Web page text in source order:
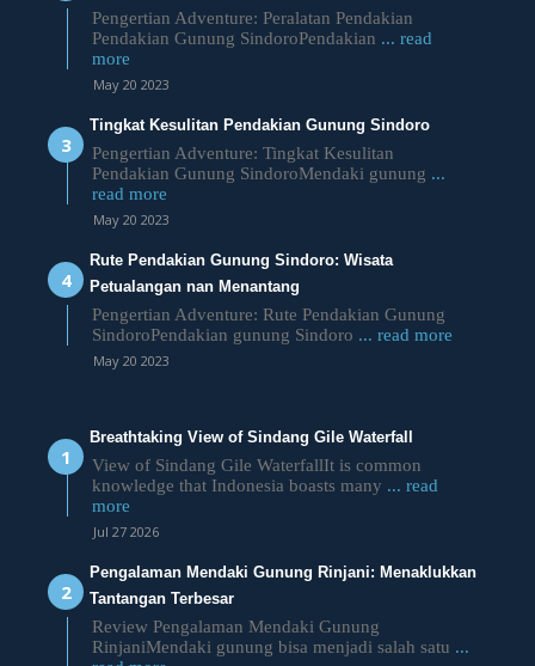
Pengertian Adventure: Peralatan Pendakian
Pendakian Gunung SindoroPendakian ... read
more
May 20 2023
Tingkat Kesulitan Pendakian Gunung Sindoro
Pengertian Adventure: Tingkat Kesulitan
Pendakian Gunung SindoroMendaki gunung ...
read more
May 20 2023
Rute Pendakian Gunung Sindoro: Wisata
Petualangan nan Menantang
Pengertian Adventure: Rute Pendakian Gunung
SindoroPendakian gunung Sindoro ... read more
May 20 2023
Breathtaking View of Sindang Gile Waterfall
View of Sindang Gile WaterfallIt is common
knowledge that Indonesia boasts many ... read
more
Jul 27 2026
Pengalaman Mendaki Gunung Rinjani: Menaklukkan
Tantangan Terbesar
Review Pengalaman Mendaki Gunung
RinjaniMendaki gunung bisa menjadi salah satu ...